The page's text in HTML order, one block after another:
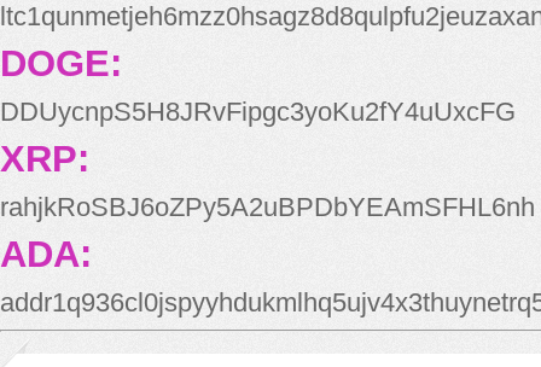
DOGE:
DDUycnpS5H8JRvFipgc3yoKu2fY4uUxcFG
XRP:
rahjkRoSBJ6oZPy5A2uBPDbYEAmSFHL6nh
ADA: